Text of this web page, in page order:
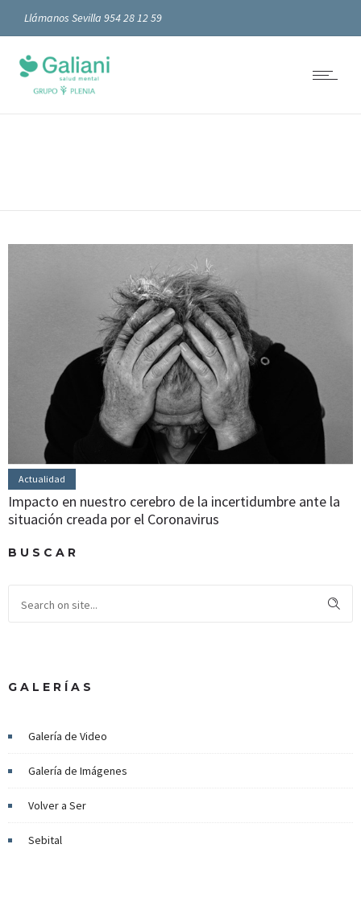
Llámanos Sevilla 954 28 12 59
Actualidad
Impacto en nuestro cerebro de la incertidumbre ante la
situación creada por el Coronavirus
BUSCAR
GALERÍAS
Galería de Video
Galería de Imágenes
Volver a Ser
Sebital